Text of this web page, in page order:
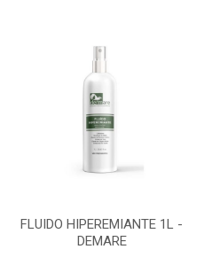
FLUIDO HIPEREMIANTE 1L -
DEMARE